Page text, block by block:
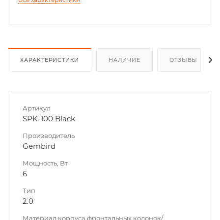
ХАРАКТЕРИСТИКИ НАЛИЧИЕ ОТЗЫВЫ
Артикул
SPK-100 Black
Производитель
Gembird
Мощность, Вт
6
Тип
2.0
Материал корпуса фронтальных колонок/